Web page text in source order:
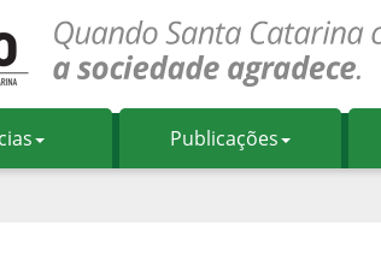
Publicações